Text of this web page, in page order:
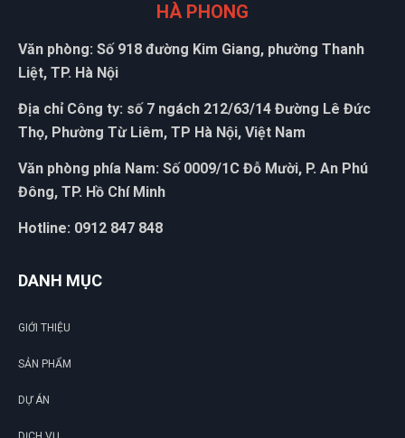
HÀ PHONG
Văn phòng: Số 918 đường Kim Giang, phường Thanh
Liệt, TP. Hà Nội
Địa chỉ Công ty: số 7 ngách 212/63/14 Đường Lê Đức
Thọ, Phường Từ Liêm, TP Hà Nội, Việt Nam
Văn phòng phía Nam: Số 0009/1C Đỗ Mười, P. An Phú
Đông, TP. Hồ Chí Minh
Hotline: 0912 847 848
DANH MỤC
GIỚI THIỆU
SẢN PHẨM
DỰ ÁN